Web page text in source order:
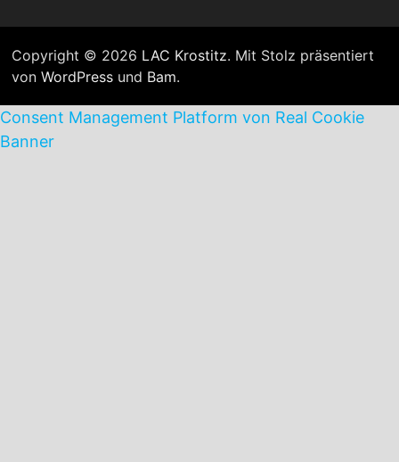
Copyright © 2026 LAC Krostitz. Mit Stolz präsentiert
von WordPressund Bam.
Consent Management Platform von Real Cookie
Banner